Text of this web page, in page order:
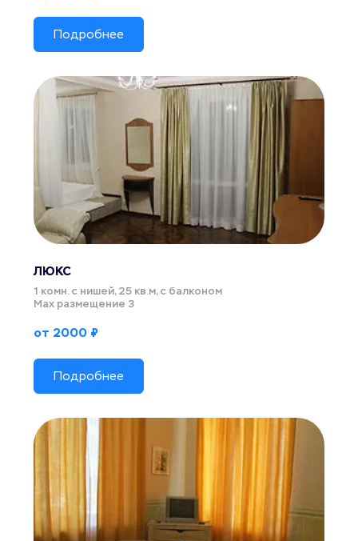
Подробнее
ЛЮКС
1 комн. с нишей, 25 кв.м, с балконом
Мах размещение 3
от 2000 ₽
Подробнее